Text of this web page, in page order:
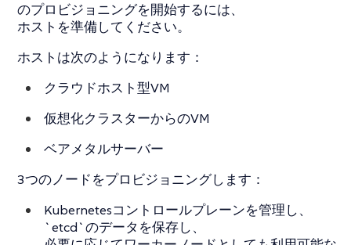
のプロビジョニングを開始するには、
ホストを準備してください。
ホストは次のようになります：
クラウドホスト型VM
仮想化クラスターからのVM
ベアメタルサーバー
3つのノードをプロビジョニングします：
Kubernetesコントロールプレーンを管理し、
`etcd`のデータを保存し、